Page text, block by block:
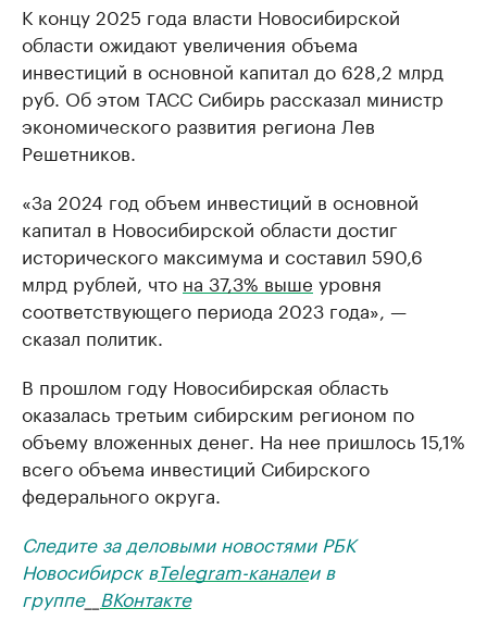
К концу 2025 года власти Новосибирской
области ожидают увеличения объема
инвестиций в основной капитал до 628,2 млрд
руб. Об этом ТАСС Сибирь рассказал министр
экономического развития региона Лев
Решетников.
«За 2024 год объем инвестиций в основной
капитал в Новосибирской области достиг
исторического максимума и составил 590,6
млрд рублей, что на 37,3% выше уровня
соответствующего периода 2023 года», —
сказал политик.
В прошлом году Новосибирская область
оказалась третьим сибирским регионом по
объему вложенных денег. На нее пришлось 15,1%
всего объема инвестиций Сибирского
федерального округа.
Следите за деловыми новостями РБК
Новосибирск вTelegram-каналеи в
группе__ ВКонтакте